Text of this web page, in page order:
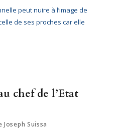
peut nuire à l’image de
de ses proches car elle
chef de l’Etat
Joseph Suissa